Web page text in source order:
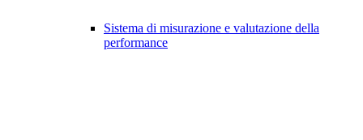
Sistema di misurazione e valutazione della
performance